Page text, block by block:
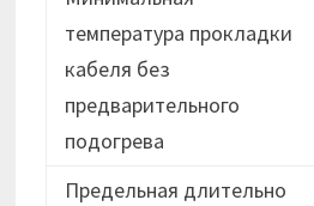
температура прокладки
кабеля без
предварительного
подогрева
Предельная длительно